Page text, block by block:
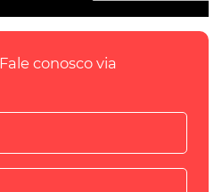
Fale conosco via